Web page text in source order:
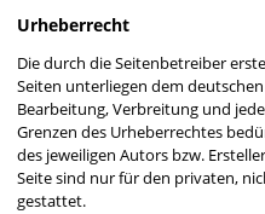
Urheberrecht
Die durch die Seitenbetreiber
Seiten unterliegen dem
Bearbeitung, Verbreitung und
Grenzen des Urheberrechtes
des jeweiligen Autors bzw.
Seite sind nur für den privaten,
gestattet.